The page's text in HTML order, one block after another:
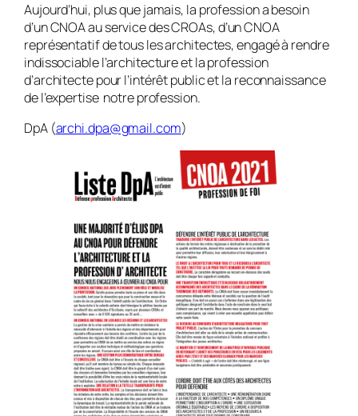
Aujourd’hui, plus que jamais, la profession a besoin
d’un CNOA au service des CROAs, d’un CNOA
représentatif de tous les architectes, engagé à rendre
indissociable l’architecture et la profession
d’architecte pour l’intérêt public et la reconnaissance
de l’expertise notre profession.
DpA (archi.dpa@gmail.com)